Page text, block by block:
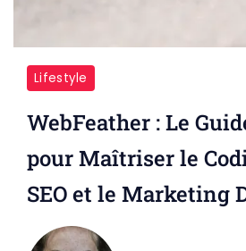
Lifestyle
WebFeather : Le
pour Maîtriser le
SEO et le Marketing